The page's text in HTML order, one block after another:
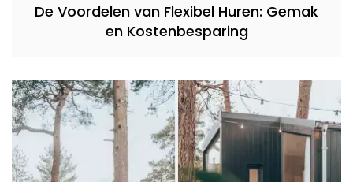
De Voordelen van Flexibel Huren: Gemak
en Kostenbesparing